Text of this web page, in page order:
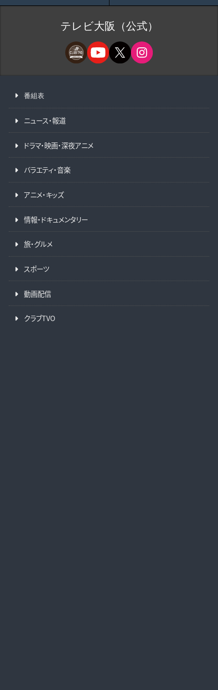
テレビ大阪（公式）
番組表
ニュース・報道
ドラマ・映画・深夜アニメ
バラエティ・音楽
アニメ・キッズ
情報・ドキュメンタリー
旅・グルメ
スポーツ
動画配信
クラブTVO